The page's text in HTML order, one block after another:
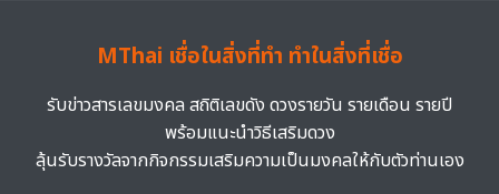
MThai เชื่อในสิ่งที่ทำ ทำในสิ่งที่เชื่อ
รับข่าวสารเลขมงคล สถิติเลขดัง ดวงรายวัน รายเดือน รายปี
พร้อมแนะนำวิธีเสริมดวง
ลุ้นรับรางวัลจากกิจกรรมเสริมความเป็นมงคลให้กับตัวท่านเอง